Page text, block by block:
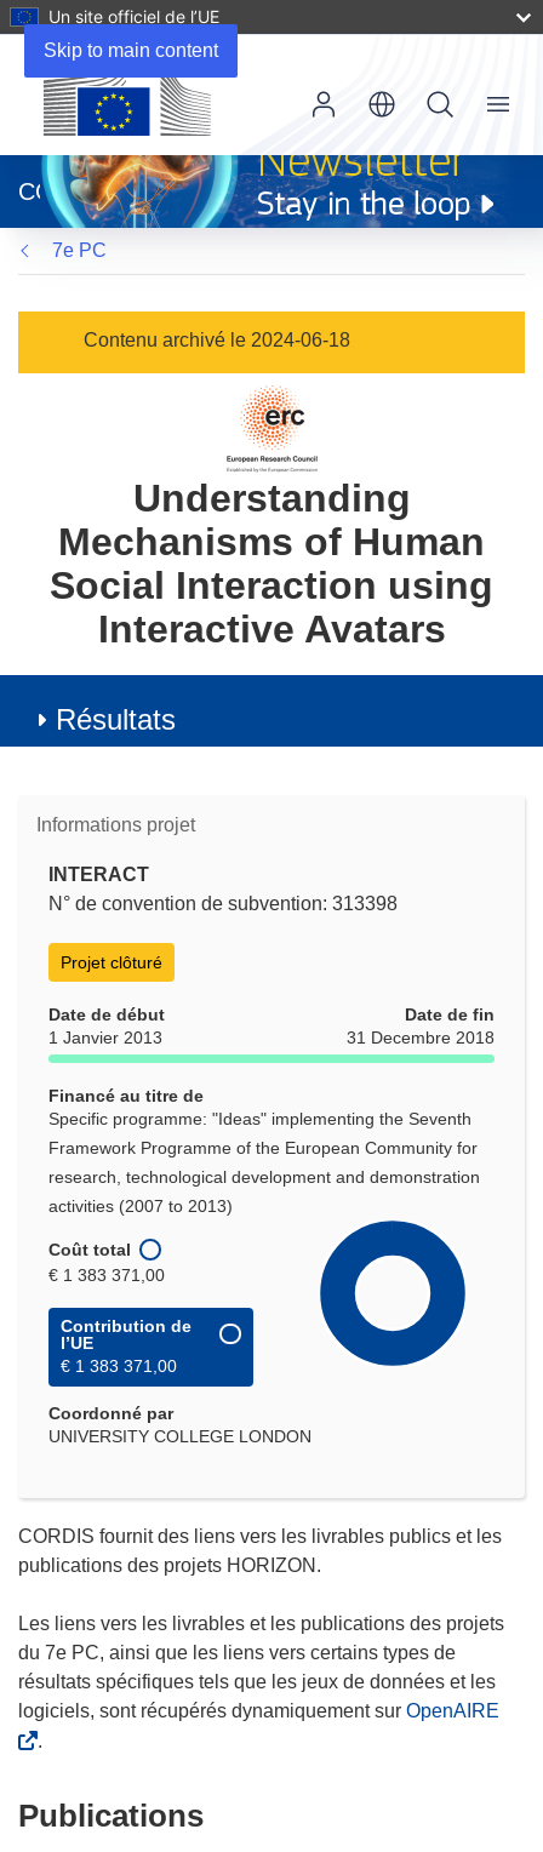
Skip to main content
Un site officiel de l’UE
dans
une
nouvelle
fenêtre)
CORDIS
Menu
7e PC
Contenu archivé le 2024-06-18
Understanding
Mechanisms of Human
Social Interaction using
Interactive Avatars
Résultats
Informations projet
INTERACT
N° de convention de subvention: 313398
Projet clôturé
Date de début
1 Janvier 2013
Date de fin
31 Decembre 2018
Financé au titre de
Specific programme: "Ideas" implementing the Seventh
Framework Programme of the European Community for
research, technological development and demonstration
activities (2007 to 2013)
Coût total
€ 1 383 371,00
Contribution de
l’UE
€ 1 383 371,00
Coordonné par
UNIVERSITY COLLEGE LONDON
CORDIS fournit des liens vers les livrables publics et les
publications des projets HORIZON.
Les liens vers les livrables et les publications des projets
du 7e PC, ainsi que les liens vers certains types de
résultats spécifiques tels que les jeux de données et les
logiciels, sont récupérés dynamiquement sur OpenAIRE
.
Publications